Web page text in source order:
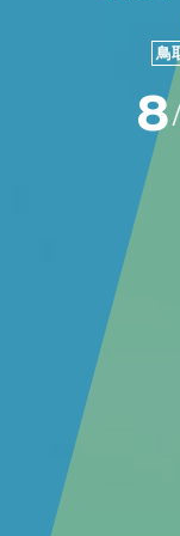
鳥
8/